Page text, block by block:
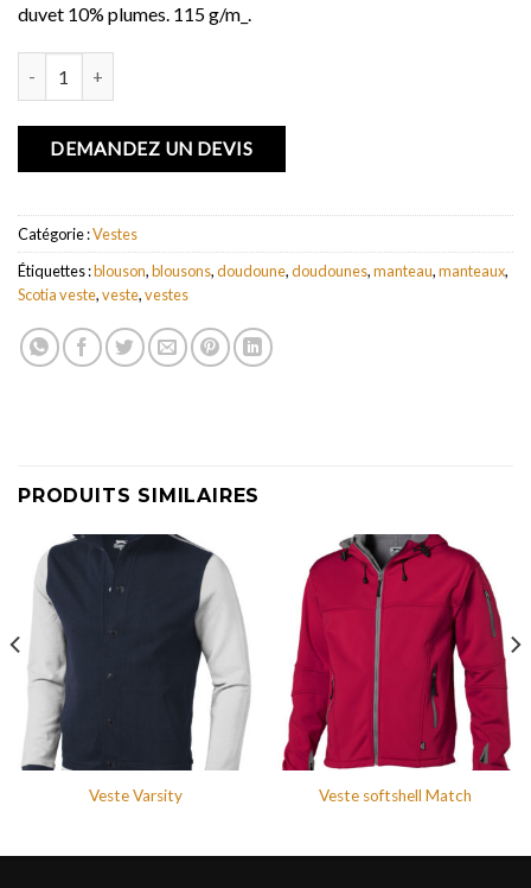
duvet 10% plumes. 115 g/m_.
DEMANDEZ UN DEVIS
Catégorie :Vestes
Étiquettes :blouson,blousons,doudoune,doudounes,manteau,manteaux,
Scotia veste,veste,vestes
PRODUITS SIMILAIRES
Veste Varsity Veste softshell Match